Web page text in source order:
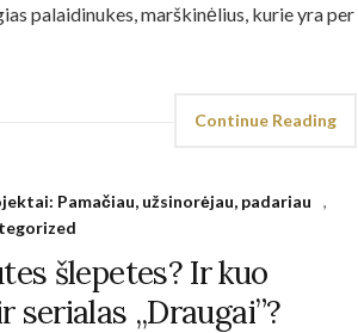
palaidinukes, marškinėlius, kurie yra per
Continue Reading
Pamačiau, užsinorėjau, padariau
,
šlepetes? Ir kuo
serialas ,,Draugai”?